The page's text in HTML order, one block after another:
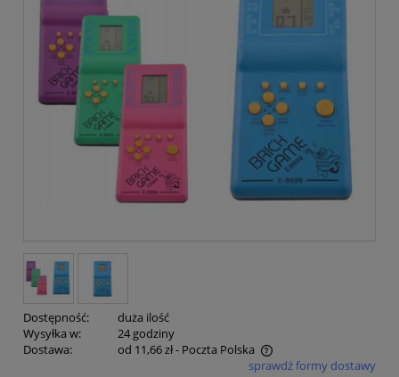
Dostępność:
duża ilość
Wysyłka w:
24 godziny
Dostawa:
od 11,66 zł- Poczta Polska
Cena nie zawiera ewentualnych kosztów płatnościsprawdź formy dostawy